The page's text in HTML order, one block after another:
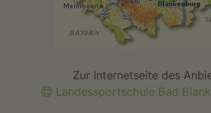
Zur Internetseite des
Landessportschule Bad